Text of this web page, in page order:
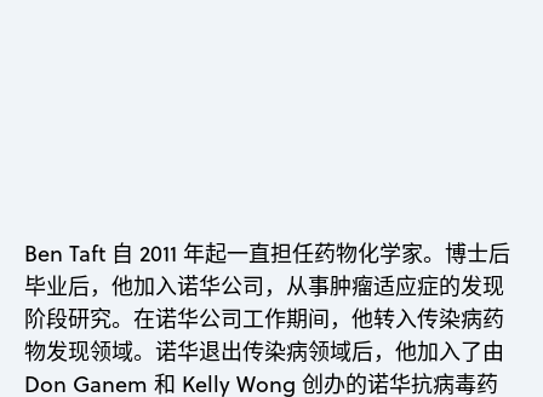
Ben Taft 自 2011 年起一直担任药物化学家。博士后
毕业后，他加入诺华公司，从事肿瘤适应症的发现
阶段研究。在诺华公司工作期间，他转入传染病药
物发现领域。诺华退出传染病领域后，他加入了由
Don Ganem 和 Kelly Wong 创办的诺华抗病毒药